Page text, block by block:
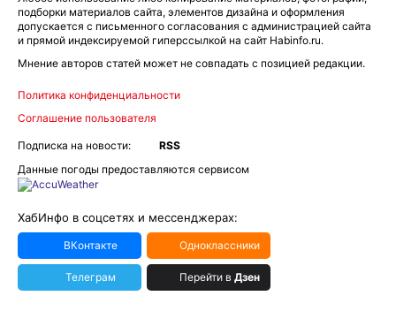
Любое использование либо копирование материалов, фотографий,
подборки материалов сайта, элементов дизайна и оформления
допускается с письменного согласования с администрацией сайта
и прямой индексируемой гиперссылкой на сайт Habinfo.ru.
Политика конфиденциальности
Данные погоды предоставляются сервисом
ХабИнфо в соцсетях и мессенджерах:
ВКонтакте Одноклассники
Телеграм Перейти вДзен